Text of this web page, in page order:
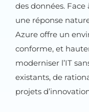
des données.
une réponse
Azure offre un
conforme, et
moderniser l’IT
existants, de
projets